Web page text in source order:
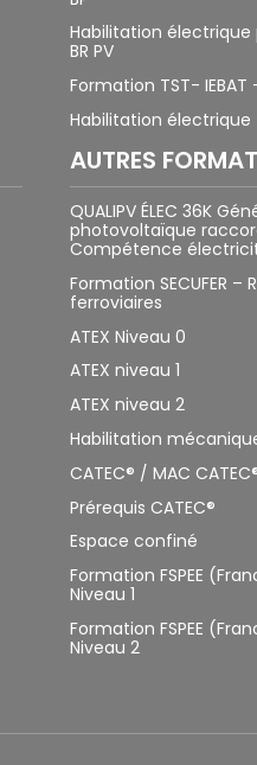
Habilitation
BR PV
Formation TST-
Habilitation électrique
AUTRES
QUALIPV ÉLEC 36K
photovoltaïque
Compétence
Formation SECUFER –
ferroviaires
ATEX Niveau 0
ATEX niveau 1
ATEX niveau 2
Habilitation
CATEC® / MAC
Prérequis CATEC®
Espace confiné
Formation FSPEE
Niveau 1
Formation FSPEE
Niveau 2